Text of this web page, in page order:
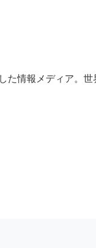
た情報メディア。